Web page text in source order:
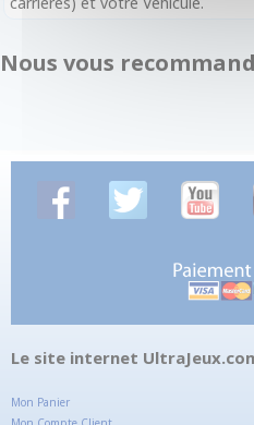
Nous vous
Le site internet
Mon Panier